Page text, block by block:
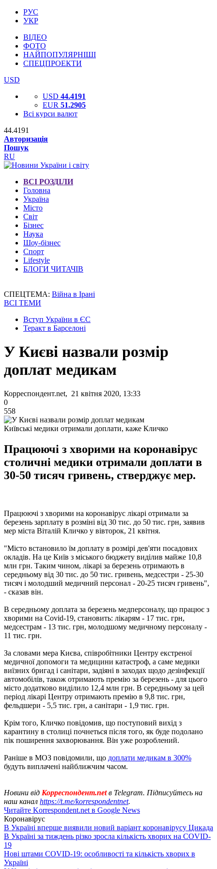
РУС
УКР
ВІДЕО
ФОТО
НАЙПОПУЛЯРНІШІ
СПЕЦПРОЕКТИ
USD
USD 44.4191
EUR 51.2905
Всі курси валют
44.4191
Авторизація
Пошук
RU
ВСІ РОЗДІЛИ
Головна
Україна
Місто
Світ
Бізнес
Наука
Шоу-бізнес
Спорт
Lifestyle
БЛОГИ ЧИТАЧІВ
СПЕЦТЕМА: Війна в Ірані
ВСІ ТЕМИ
Вступ України в ЄС
Теракт в Барселоні
У Києві назвали розмір
доплат медикам
Корреспондент.net, 21 квітня 2020, 13:33
0
558
Київські медики отримали доплати, каже Кличко
Працюючі з хворими на коронавірус
столичні медики отримали доплати в
30-50 тисяч гривень, стверджує мер.
Працюючі з хворими на коронавірус лікарі отримали за
березень зарплату в розміні від 30 тис. до 50 тис. грн, заявив
мер міста Віталій Кличко у вівторок, 21 квітня.
"Місто встановило їм доплату в розмірі дев'яти посадових
окладів. На це Київ з міського бюджету виділив майже 10,8
млн грн. Таким чином, лікарі за березень отримають в
середньому від 30 тис. до 50 тис. гривень, медсестри - 25-30
тисяч і молодший медичний персонал - 20-25 тисяч гривень",
- сказав він.
В середньому доплата за березень медперсоналу, що працює з
хворими на Covid-19, становить: лікарям - 17 тис. грн,
медсестрам - 13 тис. грн, молодшому медичному персоналу -
11 тис. грн.
За словами мера Києва, співробітники Центру екстреної
медичної допомоги та медицини катастроф, а саме медики
виїзних бригад і санітари, задіяні в заходах щодо дезінфекції
автомобілів, також отримають премію за березень - для цього
місто додатково виділило 12,4 млн грн. В середньому за цей
період лікарі Центру отримають премію в 9,8 тис. грн,
фельдшери - 5,5 тис. грн, а санітари - 1,9 тис. грн.
Крім того, Кличко повідомив, що поступовий вихід з
карантину в столиці почнеться після того, як буде подолано
пік поширення захворювання. Він уже розроблений.
Раніше в МОЗ повідомили, що доплати медикам в 300%
будуть виплачені найближчим часом.
Новини від Корреспондент.netв Telegram. Підписуйтесь на
наш канал https://t.me/korrespondentnet.
Читайте Korrespondent.net в Google News
Коронавірус
В Україні вперше виявили новий варіант коронавірусу Цикада
В Україні за тиждень різко зросла кількість хворих на COVID-
19
Нові штами COVID-19: особливості та кількість хворих в
Україні